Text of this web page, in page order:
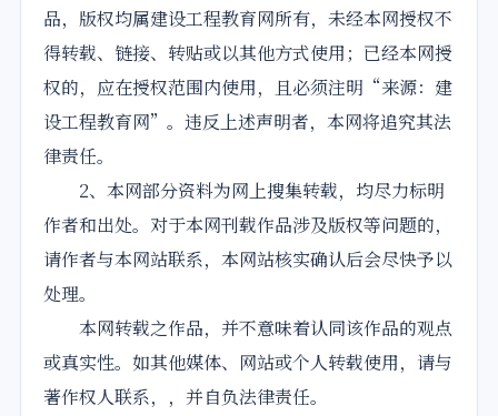
品，版权均属建设工程教育网所有，未经本网授权不
得转载、链接、转贴或以其他方式使用；已经本网授
权的，应在授权范围内使用，且必须注明“来源：建
设工程教育网”。违反上述声明者，本网将追究其法
律责任。
2、本网部分资料为网上搜集转载，均尽力标明
作者和出处。对于本网刊载作品涉及版权等问题的，
请作者与本网站联系，本网站核实确认后会尽快予以
处理。
本网转载之作品，并不意味着认同该作品的观点
或真实性。如其他媒体、网站或个人转载使用，请与
著作权人联系，，并自负法律责任。